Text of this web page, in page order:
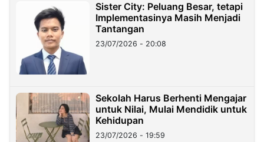
Sister City: Peluang Besar, tetapi
Implementasinya Masih Menjadi
Tantangan
23/07/2026 - 20:08
Sekolah Harus Berhenti Mengajar
untuk Nilai, Mulai Mendidik untuk
Kehidupan
23/07/2026 - 19:59